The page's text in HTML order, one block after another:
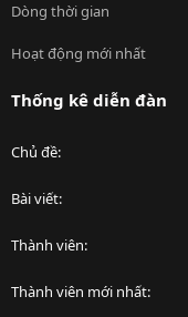
Dòng thời gian
Hoạt động mới nhất
Thống kê diễn đàn
Chủ đề
Bài viết
Thành viên
Thành viên mới nhất